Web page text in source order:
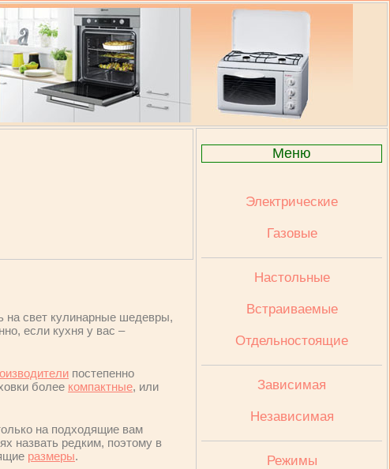
на свет кулинарные шедевры,
если кухня у вас –
постепенно
более компактные, или
на подходящие вам
назвать редким, поэтому в
размеры.
Меню
Электрические
Газовые
Настольные
Встраиваемые
Отдельностоящие
Зависимая
Независимая
Режимы